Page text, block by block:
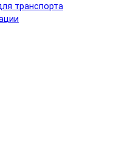
транспорта